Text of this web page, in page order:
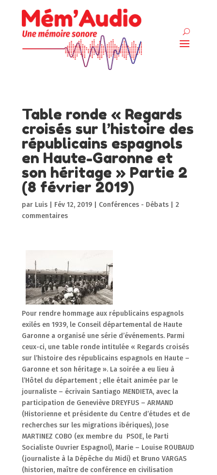
Table ronde « Regards
croisés sur l’histoire des
républicains espagnols
en Haute-Garonne et
son héritage » Partie 2
(8 février 2019)
par Luis| Fév 12, 2019| Conférences - Débats| 2
commentaires
Pour rendre hommage aux républicains espagnols
exilés en 1939, le Conseil départemental de Haute
Garonne a organisé une série d’événements. Parmi
ceux-ci, une table ronde intitulée « Regards croisés
sur l’histoire des républicains espagnols en Haute –
Garonne et son héritage ». La soirée a eu lieu à
l’Hôtel du département ; elle était animée par le
journaliste – écrivain Santiago MENDIETA, avec la
participation de Geneviève DREYFUS – ARMAND
(Historienne et présidente du Centre d’études et de
recherches sur les migrations ibériques), Jose
MARTINEZ COBO (ex membre du PSOE, le Parti
Socialiste Ouvrier Espagnol), Marie – Louise ROUBAUD
(journaliste à la Dépêche du Midi) et Bruno VARGAS
(historien, maître de conférence en civilisation